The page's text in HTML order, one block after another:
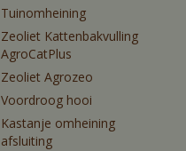
Tuinomheining
Zeoliet Kattenbakvulling
AgroCatPlus
Zeoliet Agrozeo
Voordroog hooi
Kastanje omheining
afsluiting